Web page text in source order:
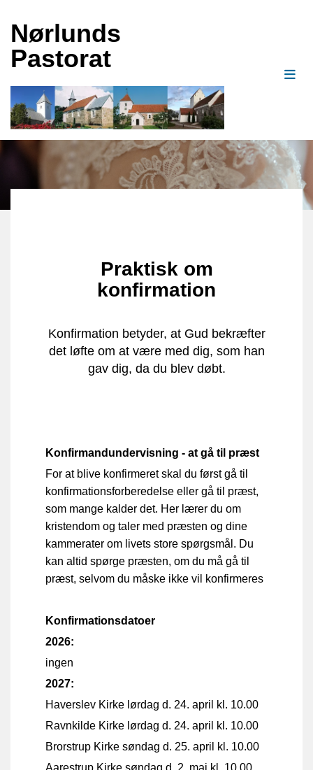
Nørlunds
Pastorat
Praktisk om
konfirmation
Konfirmation betyder, at Gud bekræfter
det løfte om at være med dig, som han
gav dig, da du blev døbt.
Konfirmandundervisning - at gå til præst
For at blive konfirmeret skal du først gå til
konfirmationsforberedelse eller gå til præst,
som mange kalder det. Her lærer du om
kristendom og taler med præsten og dine
kammerater om livets store spørgsmål. Du
kan altid spørge præsten, om du må gå til
præst, selvom du måske ikke vil konfirmeres
Konfirmationsdatoer
2026:
ingen
2027:
Haverslev Kirke lørdag d. 24. april kl. 10.00
Ravnkilde Kirke lørdag d. 24. april kl. 10.00
Brorstrup Kirke søndag d. 25. april kl. 10.00
Aarestrup Kirke søndag d. 2. maj kl. 10.00